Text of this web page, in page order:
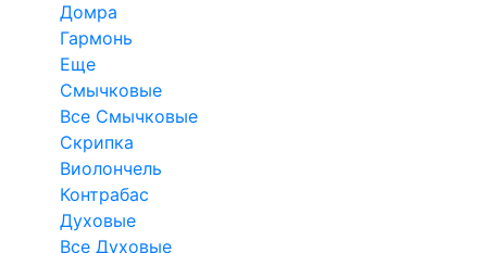
Домра
Гармонь
Еще
Смычковые
Все Смычковые
Скрипка
Виолончель
Контрабас
Духовые
Все Духовые